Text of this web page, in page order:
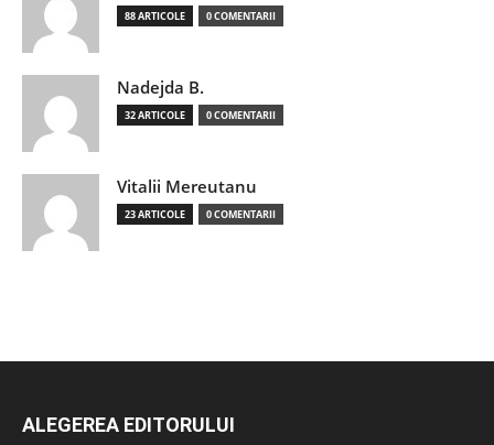
88 ARTICOLE 0 COMENTARII
Nadejda B.
32 ARTICOLE 0 COMENTARII
Vitalii Mereutanu
23 ARTICOLE 0 COMENTARII
ALEGEREA EDITORULUI